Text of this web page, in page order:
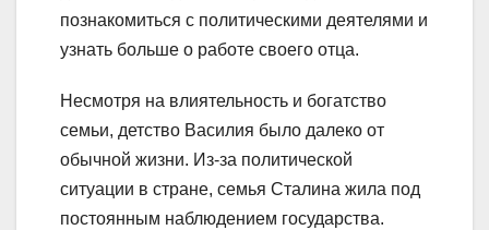
познакомиться с политическими деятелями и
узнать больше о работе своего отца.
Несмотря на влиятельность и богатство
семьи, детство Василия было далеко от
обычной жизни. Из-за политической
ситуации в стране, семья Сталина жила под
постоянным наблюдением государства.